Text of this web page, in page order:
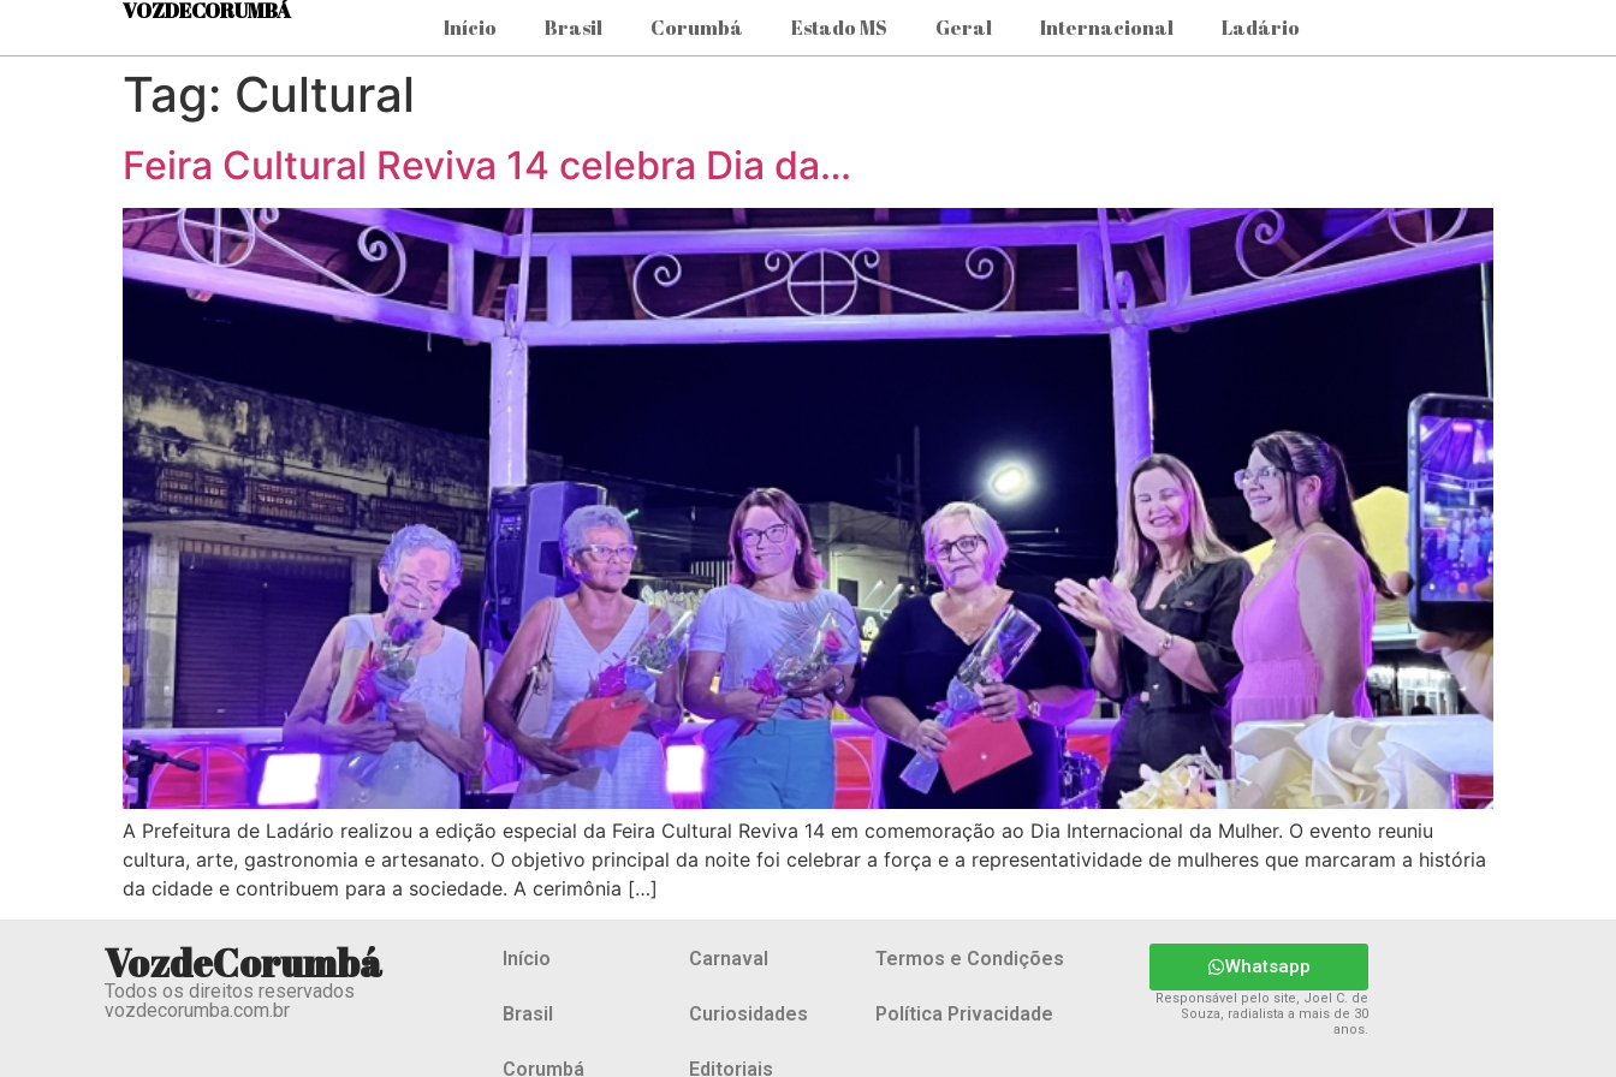
VOZDECORUMBÁ
Início Brasil Corumbá Estado MS Geral Internacional Ladário
Tag: Cultural
Feira Cultural Reviva 14 celebra Dia da…
A Prefeitura de Ladário realizou a edição especial da Feira Cultural Reviva 14 em comemoração ao Dia Internacional da Mulher. O evento reuniu
cultura, arte, gastronomia e artesanato. O objetivo principal da noite foi celebrar a força e a representatividade de mulheres que marcaram a história
da cidade e contribuem para a sociedade. A cerimônia […]
VozdeCorumbá
Todos os direitos reservados
vozdecorumba.com.br
Início
Brasil
Corumbá
Carnaval
Curiosidades
Editoriais
Termos e Condições
Política Privacidade
Whatsapp
Responsável pelo site, Joel C. de
Souza, radialista a mais de 30
anos.